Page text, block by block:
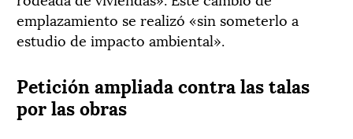
emplazamiento se realizó «sin someterlo a
estudio de impacto ambiental».
Petición ampliada contra las talas
por las obras